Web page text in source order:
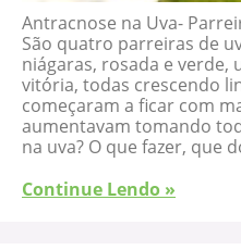
Antracnose na Uva-
São quatro parreiras de
niágaras, rosada e verde,
vitória, todas crescendo
começaram a ficar com
aumentavam tomando
na uva? O que fazer, que
Continue Lendo »